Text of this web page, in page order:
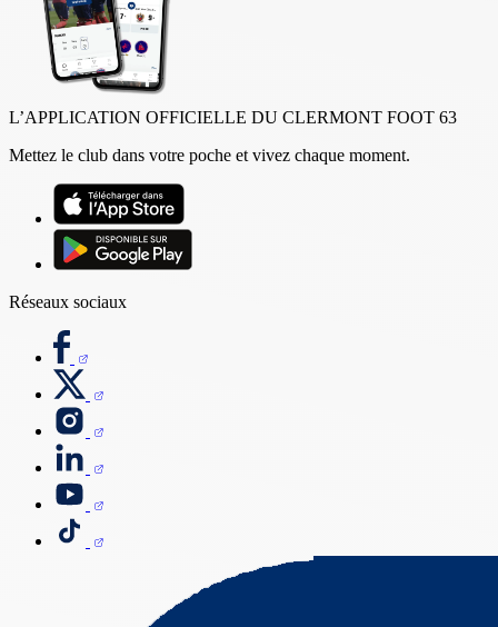
L’APPLICATION OFFICIELLE DU CLERMONT FOOT 63
Mettez le club dans votre poche et vivez chaque moment.
Réseaux sociaux